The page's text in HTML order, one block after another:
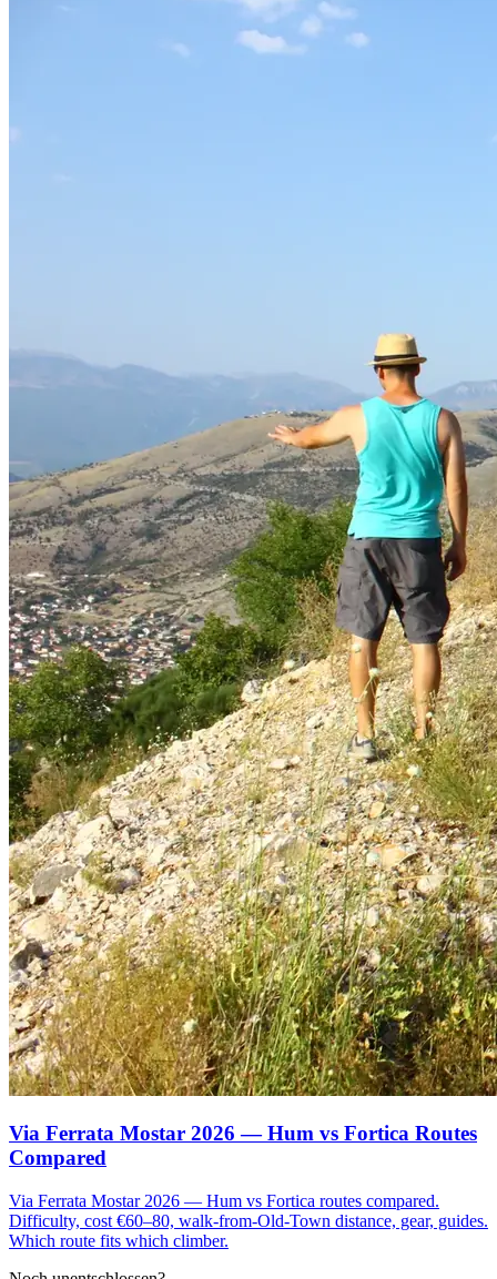
Via Ferrata Mostar 2026 — Hum vs Fortica Routes
Compared
Via Ferrata Mostar 2026 — Hum vs Fortica routes compared.
Difficulty, cost €60–80, walk-from-Old-Town distance, gear, guides.
Which route fits which climber.